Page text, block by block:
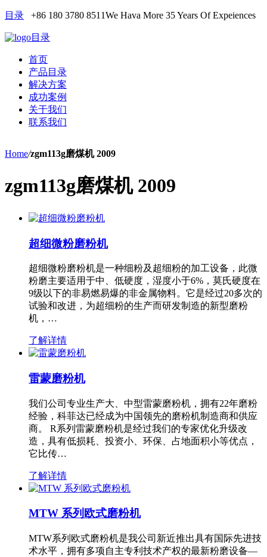
目录 +86 180 3780 8511We Hava More 35 Years Of Expeiences
目录
首页
产品目录
解决方案
成功案例
关于我们
联系我们
Home/zgm113g磨煤机 2009
zgm113g磨煤机 2009
超细微粉磨粉机
超细微粉磨粉机是一种细粉及超细粉的加工设备，此微
粉磨主要适用于中、低硬度，湿度小于6%，莫氏硬度在
9级以下的非易燃易爆的非金属物料。它是经过20多次的
试验和改进，为超细粉的生产而研发制造的新型磨粉
机，…
了解详情
雷蒙磨粉机
我们公司专业生产大、中型雷蒙磨粉机，拥有22年磨粉
经验，科菲达已经成为中国领先的磨粉机制造商和供应
商。 R系列雷蒙磨粉机是经过我们的专家优化升级改
造，具有低损耗、投资小、环保、占地面积小等优点，
它比传…
了解详情
MTW 系列欧式磨粉机
MTW系列欧式磨粉机是我公司新近推出具有国际先进技
术水平，拥有多项自主专利技术产权的最新粉磨设备—